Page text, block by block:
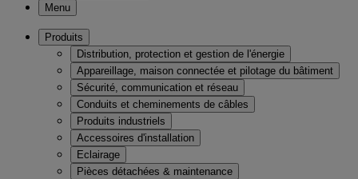
Menu
Produits
Distribution, protection et gestion de l'énergie
Appareillage, maison connectée et pilotage du bâtiment
Sécurité, communication et réseau
Conduits et cheminements de câbles
Produits industriels
Accessoires d'installation
Eclairage
Pièces détachées & maintenance